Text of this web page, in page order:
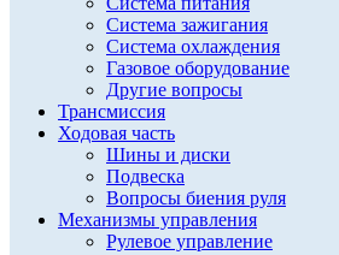
Система зажигания
Система охлаждения
Газовое оборудование
Другие вопросы
Трансмиссия
Ходовая часть
Шины и диски
Подвеска
Вопросы биения руля
Механизмы управления
Рулевое управление